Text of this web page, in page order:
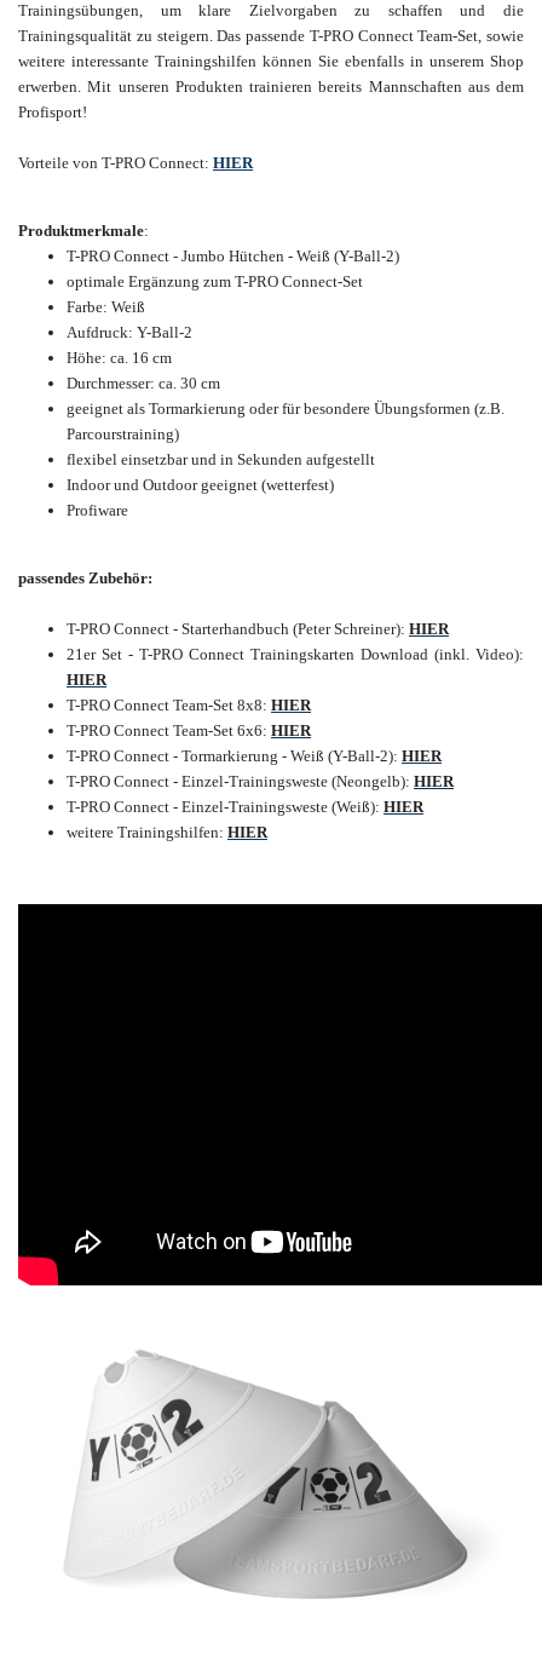
Trainingsübungen, um klare Zielvorgaben zu schaffen und die
Trainingsqualität zu steigern.Das passende T-PRO Connect Team-Set, sowie
weitere interessante Trainingshilfen können Sie ebenfalls in unserem Shop
erwerben. Mit unseren Produkten trainieren bereits Mannschaften aus dem
Profisport!
Vorteile von T-PRO Connect: HIER
Produktmerkmale:
T-PRO Connect - Jumbo Hütchen - Weiß (Y-Ball-2)
optimale Ergänzung zum T-PRO Connect-Set
Farbe: Weiß
Aufdruck: Y-Ball-2
Höhe: ca. 16 cm
Durchmesser: ca. 30 cm
geeignet als Tormarkierung oder für besondere Übungsformen (z.B.
Parcourstraining)
flexibel einsetzbar und in Sekunden aufgestellt
Indoor und Outdoor geeignet (wetterfest)
Profiware
passendes Zubehör:
T-PRO Connect - Starterhandbuch (Peter Schreiner): HIER
21er Set - T-PRO Connect Trainingskarten Download (inkl. Video):
HIER
T-PRO Connect Team-Set 8x8: HIER
T-PRO Connect Team-Set 6x6: HIER
T-PRO Connect - Tormarkierung - Weiß (Y-Ball-2): HIER
T-PRO Connect - Einzel-Trainingsweste (Neongelb): HIER
T-PRO Connect - Einzel-Trainingsweste (Weiß): HIER
weitere Trainingshilfen: HIER